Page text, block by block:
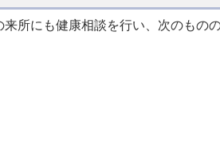
所にも健康相談を行い、次のもの